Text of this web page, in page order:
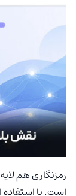
رمزنگاری هم
است. با